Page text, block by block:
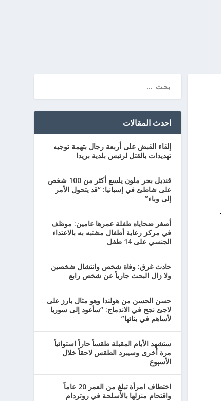
احدث المقالات
إلقاء القبض على أربعة رجال بتهمة توجيه
تهديدات بالقتل لرئيس بلدية بريدا
قنديل بحر ملون يلسع أكثر من 100 شخص
على شاطئ في إسبانيا: “قد يتحول الأمر
إلى وباء”
أصغر ضحاياه طفلة عمرها عامين: موظف
في مركز رعاية أطفال مشتبه به بالاعتداء
الجنسي على 14 طفل
حادث غرق: وفاة شخص وانتشال شخصين
ولا زال البحث جارياً عن شخص رابع
حسن الحسن من هولندا وهو مثال بارز على
لاجئ نجح في الاندماج: “سأعود إلى سوريا
لأساهم في بنائها”
ستشهد الأيام المقبلة طقساً حاراً استوائياً
مرة أخرى وسيبرد الطقس لاحقاً خلال
الأسبوع
اختطاف امرأة تبلغ من العمر 20 عاماً
واقتحام منزلها بالأسلحة في روتردام